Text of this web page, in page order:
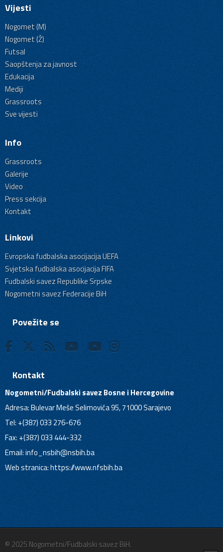
Vijesti
Nogomet (M)
Nogomet (Ž)
Futsal
Saopštenja za javnost
Edukacija
Mediji
Grassroots
Sve vijesti
Info
Grassroots
Galerije
Video
Press sekcija
Kontakt
Linkovi
Evropska fudbalska asocijacija UEFA
Svjetska fudbalska asocijacija FIFA
Fudbalski savez Republike Srpske
Nogometni savez Federacije BiH
Povežite se
Kontakt
Nogometni/Fudbalski savez Bosne i Hercegovine
Adresa: Bulevar Meše Selimovića 95, 71000 Sarajevo
Tel: +(387) 033 276-676
Fax: +(387) 033 444-332
Email:info_nsbih@nsbih.ba
Web stranica: https://www.nfsbih.ba
© 2025 Nogometni/Fudbalski savez BiH.